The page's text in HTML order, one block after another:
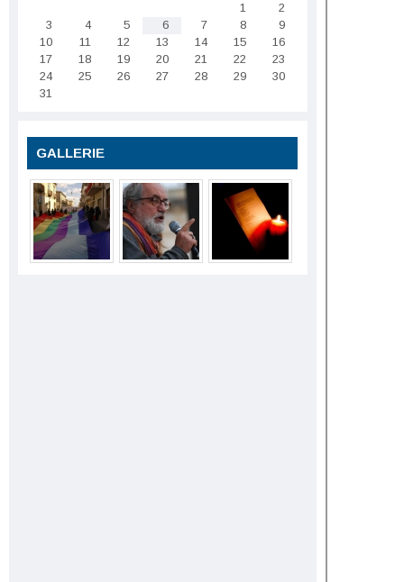
1
2
3
4 5 6 7 8
9
10
11 12 13 14 15
16
17
18 19 20 21 22
23
24
25 26 27 28 29
30
31
GALLERIE